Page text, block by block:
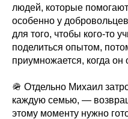
людей, которые
особенно у
для того, чтобы кого-то
поделиться опытом,
приумножается, когда он
🪖 Отдельно Михаил
каждую семью, —
этому моменту нужно